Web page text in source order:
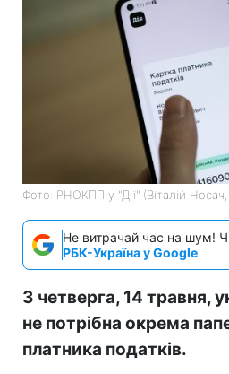
Фото: РНОКПП у "Дії" (Віталій Носач,
Не витрачай час на шум!
РБК-Україна у Google
З четверга, 14 травня,
не потрібна окрема
платника податків.